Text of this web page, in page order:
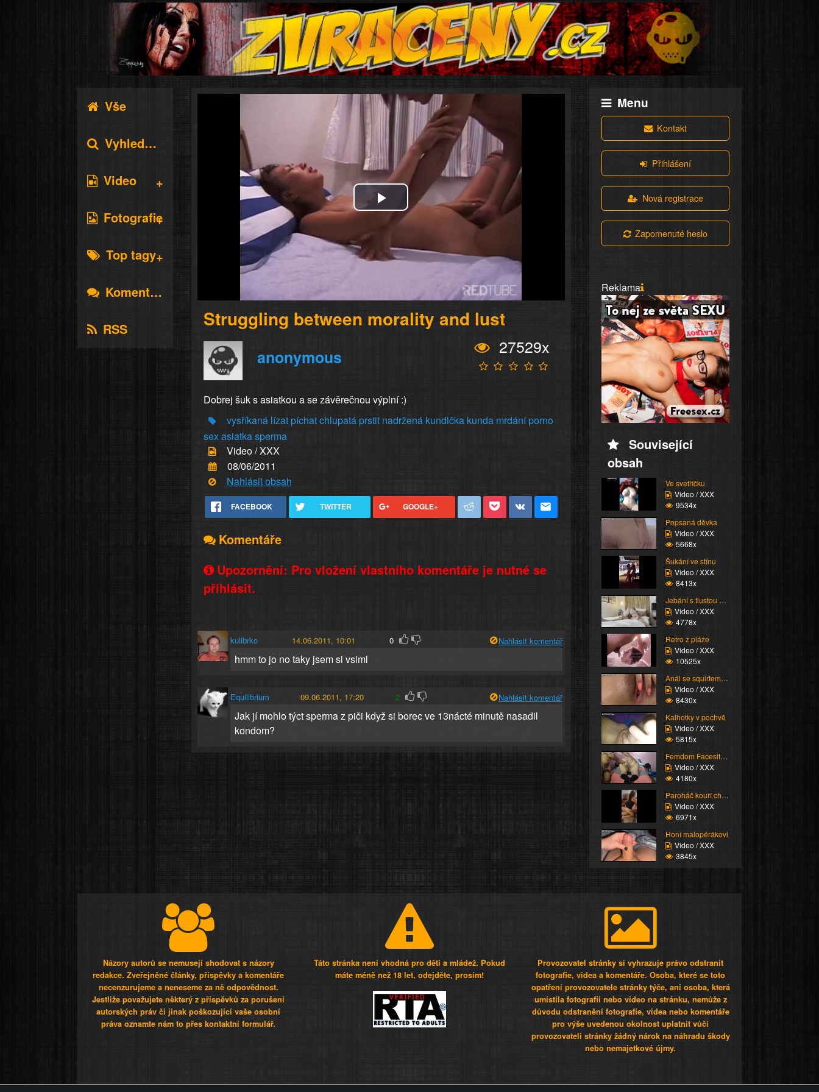
Vše
Vyhledávání
Video
Fotografie
Top tagy
Komentáře
RSS
Play
Struggling between morality and lust
anonymous
27529x
Dobrej šuk s asiatkou a se závěrečnou výplní :)
vysříkaná lízatpíchatchlupatáprstit nadržená kundička kunda mrdáníporno
sexasiatkasperma
Video / XXX
08/06/2011
Nahlásit obsah
FACEBOOK TWITTER GOOGLE+
Komentáře
Upozornění: Pro vložení vlastního komentáře je nutné se
přihlásit.
kulibrko 14.06.2011, 10:01 0 Nahlásit komentář
hmm to jo no taky jsem si vsiml
Equilibrium 09.06.2011, 17:20 2 Nahlásit komentář
Jak jí mohlo týct sperma z piči když si borec ve 13nácté minutě nasadil
kondom?
Menu
Kontakt
Přihlášení
Nová registrace
Zapomenuté heslo
Reklama
Související
obsah
Ve svetříčku
Video / XXX
9534x
Popsaná děvka
Video / XXX
5668x
Šukání ve stínu
Video / XXX
8413x
Jebání s tlustou Scani...
Video / XXX
4778x
Retro z pláže
Video / XXX
10525x
Anál se squirtem nakon...
Video / XXX
8430x
Kalhotky v pochvě
Video / XXX
5815x
Femdom Facesitting vol...
Video / XXX
4180x
Paroháč kouří chlapa
Video / XXX
6971x
Honí malopérákovi
Video / XXX
3845x
Názory autorů se nemusejí shodovat s názory
redakce. Zveřejněné články, příspěvky a komentáře
necenzurujeme a neneseme za ně odpovědnost.
Jestliže považujete některý z příspěvků za porušení
autorských práv či jinak poškozující vaše osobní
práva oznamte nám to přes kontaktní formulář.
Táto stránka není vhodná pro děti a mládež. Pokud
máte méně než 18 let, odejděte, prosím!
Provozovatel stránky si vyhrazuje právo odstranit
fotografie, videa a komentáře. Osoba, které se toto
opatření provozovatele stránky týče, ani osoba, která
umístila fotografii nebo video na stránku, nemůže z
důvodu odstranění fotografie, videa nebo komentáře
pro výše uvedenou okolnost uplatnit vůči
provozovateli stránky žádný nárok na náhradu škody
nebo nemajetkové újmy.